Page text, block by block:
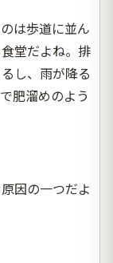
は歩道に並ん
堂だよね。排
し、雨が降る
肥溜めのよう
因の一つだよ